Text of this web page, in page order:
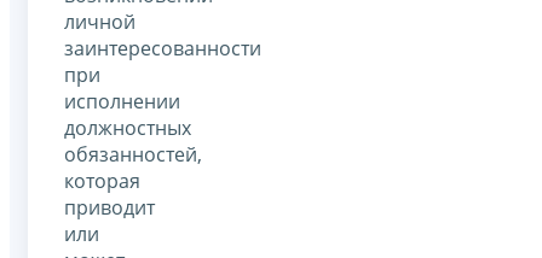
личной
заинтересованности
при
исполнении
должностных
обязанностей,
которая
приводит
или